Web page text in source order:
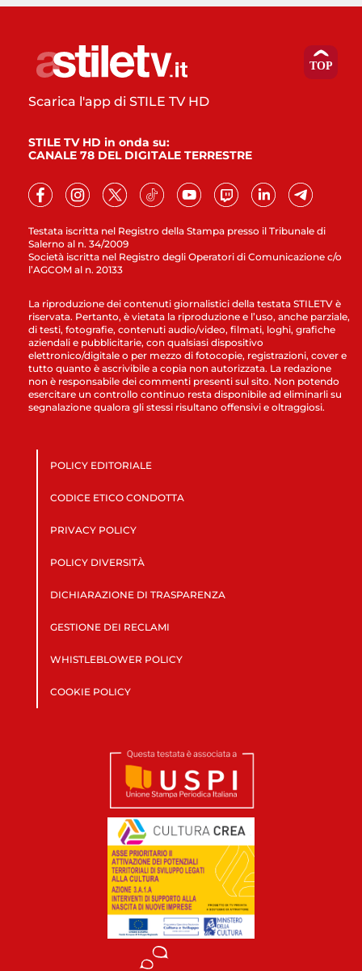
Testata iscritta nel Registro della Stampa presso il Tribunale di
Salerno al n. 34/2009
Società iscritta nel Registro degli Operatori di Comunicazione c/o
l’AGCOM al n. 20133
Scarica l'app di STILE TV HD
STILE TV HD in onda su:
CANALE 78 DEL DIGITALE TERRESTRE
La riproduzione dei contenuti giornalistici della testata STILETV è
riservata. Pertanto, è vietata la riproduzione e l’uso, anche parziale,
di testi, fotografie, contenuti audio/video, filmati, loghi, grafiche
aziendali e pubblicitarie, con qualsiasi dispositivo
elettronico/digitale o per mezzo di fotocopie, registrazioni, cover e
tutto quanto è ascrivibile a copia non autorizzata. La redazione
non è responsabile dei commenti presenti sul sito. Non potendo
esercitare un controllo continuo resta disponibile ad eliminarli su
segnalazione qualora gli stessi risultano offensivi e oltraggiosi.
POLICY EDITORIALE
CODICE ETICO CONDOTTA
PRIVACY POLICY
POLICY DIVERSITÀ
DICHIARAZIONE DI TRASPARENZA
GESTIONE DEI RECLAMI
WHISTLEBLOWER POLICY
COOKIE POLICY